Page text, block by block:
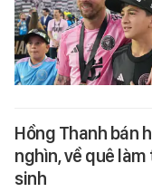
Hồng Thanh bán
nghìn, về quê
sinh